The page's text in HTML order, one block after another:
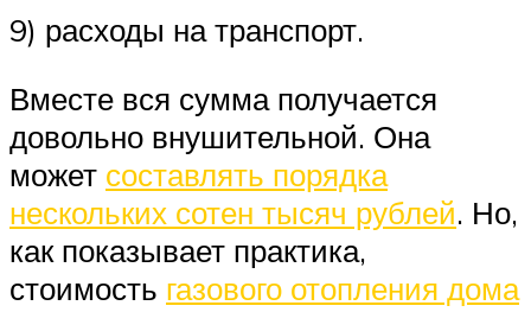
9) расходы на транспорт.
Вместе вся сумма получается
довольно внушительной. Она
может составлять порядка
нескольких сотен тысяч рублей. Но,
как показывает практика,
стоимость газового отопления дома